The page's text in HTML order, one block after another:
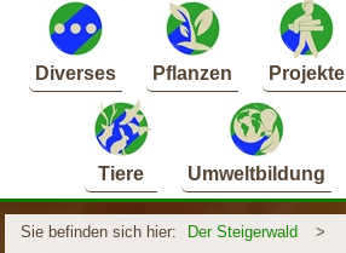
Diverses Pflanzen Projekte
Tiere Umweltbildung
Sie befinden sich hier: Der Steigerwald
>